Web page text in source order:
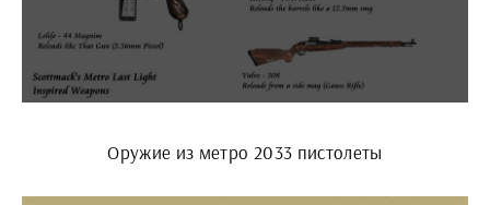
Оружие из метро 2033 пистолеты